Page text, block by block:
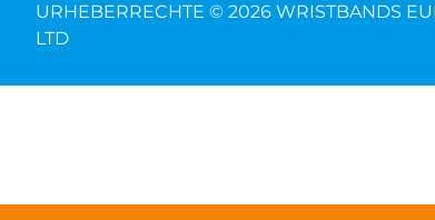
URHEBERRECHTE © 2026 WRISTBANDS
LTD